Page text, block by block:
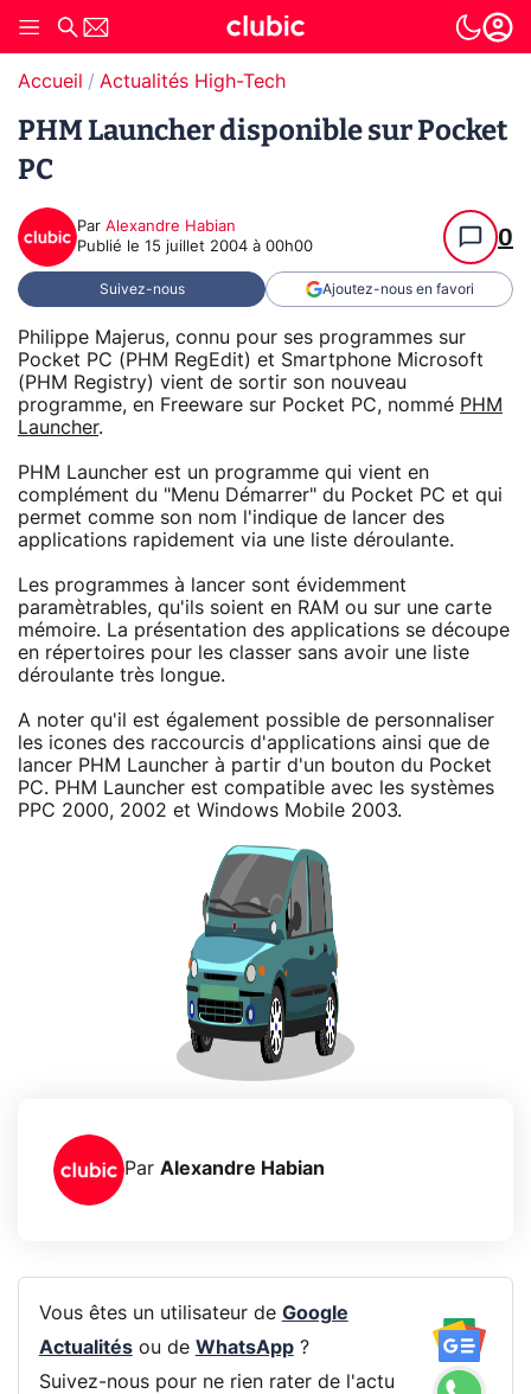
Accueil Actualités High-Tech
PHM Launcher disponible sur Pocket
PC
Par Alexandre Habian
Publié le 15 juillet 2004 à 00h00 0
Suivez-nous Ajoutez-nous en favori
Philippe Majerus, connu pour ses programmes sur
Pocket PC (PHM RegEdit) et Smartphone Microsoft
(PHM Registry) vient de sortir son nouveau
programme, en Freeware sur Pocket PC, nommé PHM
Launcher.
PHM Launcher est un programme qui vient en
complément du "Menu Démarrer" du Pocket PC et qui
permet comme son nom l'indique de lancer des
applications rapidement via une liste déroulante.
Les programmes à lancer sont évidemment
paramètrables, qu'ils soient en RAM ou sur une carte
mémoire. La présentation des applications se découpe
en répertoires pour les classer sans avoir une liste
déroulante très longue.
A noter qu'il est également possible de personnaliser
les icones des raccourcis d'applications ainsi que de
lancer PHM Launcher à partir d'un bouton du Pocket
PC. PHM Launcher est compatible avec les systèmes
PPC 2000, 2002 et Windows Mobile 2003.
Par Alexandre Habian
Vous êtes un utilisateur de Google
Actualitésou de WhatsApp?
Suivez-nous pour ne rien rater de l'actu